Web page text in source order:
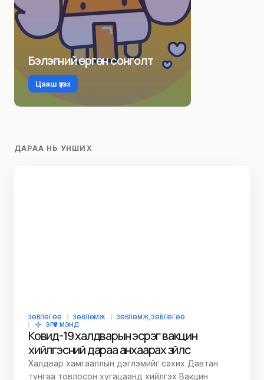
Бэлэгний өргөн сонголт
Цааш үзэх
ДАРАА НЬ УНШИХ
ЗӨВЛӨГӨӨ ЗӨВЛӨМЖ
ЗӨВЛӨМЖ, ЗӨВЛӨГӨӨ
ЭРҮҮЛ МЭНД
Ковид-19 халдварын эсрэг вакцин
хийлгэсний дараа анхаарах зүйлс
Халдвар хамгааллын дэглэмийг сахих Давтан
тунгаа товлосон хугацаанд хийлгэх Вакцин